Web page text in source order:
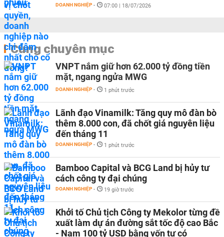
DOANH NGHIỆP - 07:00 | 18/07/2026
Cùng chuyên mục
VNPT nắm giữ hơn 62.000 tỷ đồng tiền
mặt, ngang ngửa MWG
DOANH NGHIỆP - 1 phút trước
Lãnh đạo Vinamilk: Tăng quy mô đàn bò
thêm 8.000 con, đã chốt giá nguyên liệu
đến tháng 11
DOANH NGHIỆP - 1 phút trước
Bamboo Capital và BCG Land bị hủy tư
cách công ty đại chúng
DOANH NGHIỆP - 19 giờ trước
Khởi tố Chủ tịch Công ty Mekolor từng đề
xuất làm dự án đường sắt tốc độ cao Bắc
- Nam 100 tỷ USD bằng vốn tự có